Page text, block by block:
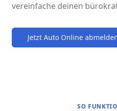
vereinfache deinen
Jetzt Auto Online
SO